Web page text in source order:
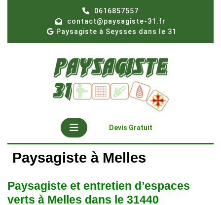
0616857557
contact@paysagiste-31.fr
Paysagiste à Seysses dans le 31
Open
Button
Devis Gratuit
Paysagiste à Melles
Paysagiste et entretien d’espaces
verts à Melles dans le 31440